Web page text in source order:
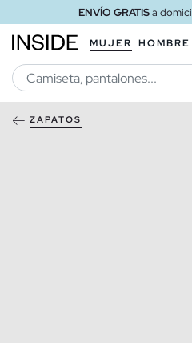
ENVÍO GRATISa
MUJER HOMBRE
ZAPATOS